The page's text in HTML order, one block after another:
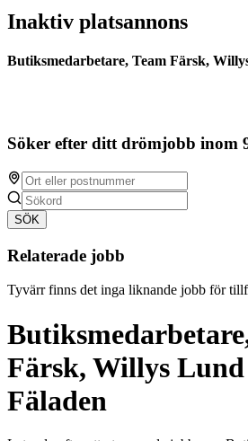
Inaktiv platsannons
Butiksmedarbetare, Team Färsk,
Söker efter ditt drömjobb inom
SÖK
Relaterade jobb
Tyvärr finns det inga liknande jobb för
Färsk, Willys
Fäladen